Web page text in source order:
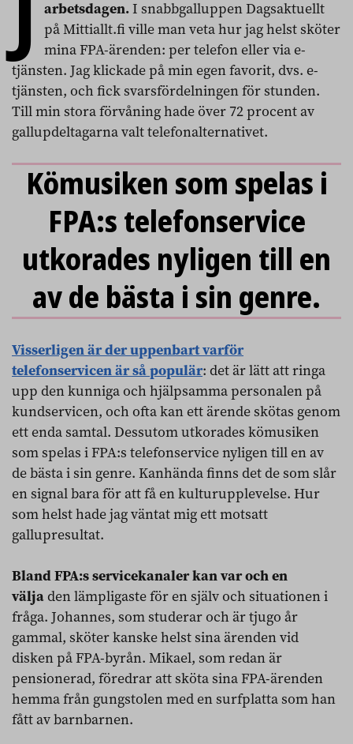
arbetsdagen.I snabbgalluppen Dagsaktuellt
på Mittiallt.fi ville man veta hur jag helst sköter
mina FPA-ärenden: per telefon eller via e-
tjänsten. Jag klickade på min egen favorit, dvs. e-
tjänsten, och fick svarsfördelningen för stunden.
Till min stora förvåning hade över 72 procent av
gallupdeltagarna valt telefonalternativet.
Kömusiken som spelas i
FPA:s telefonservice
utkorades nyligen till en
av de bästa i sin genre.
Visserligen är der uppenbart varför
telefonservicen är så populär: det är lätt att ringa
upp den kunniga och hjälpsamma personalen på
kundservicen, och ofta kan ett ärende skötas genom
ett enda samtal. Dessutom utkorades kömusiken
som spelas i FPA:s telefonservice nyligen till en av
de bästa i sin genre. Kanhända finns det de som slår
en signal bara för att få en kulturupplevelse. Hur
som helst hade jag väntat mig ett motsatt
gallupresultat.
Bland FPA:s servicekanaler kan var och en
väljaden lämpligaste för en själv och situationen i
fråga. Johannes, som studerar och är tjugo år
gammal, sköter kanske helst sina ärenden vid
disken på FPA-byrån. Mikael, som redan är
pensionerad, föredrar att sköta sina FPA-ärenden
hemma från gungstolen med en surfplatta som han
fått av barnbarnen.